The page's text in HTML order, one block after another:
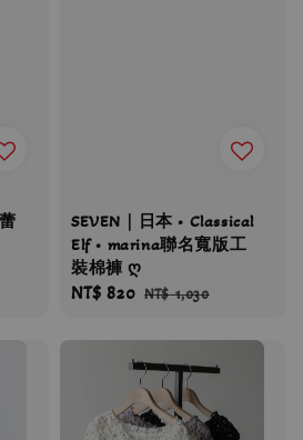
SEVEN｜日本 • Classical
Elf • marina聯名寬版工
裝棉褲 ღ
Sale
NT$ 820 Regular
NT$ 1,030